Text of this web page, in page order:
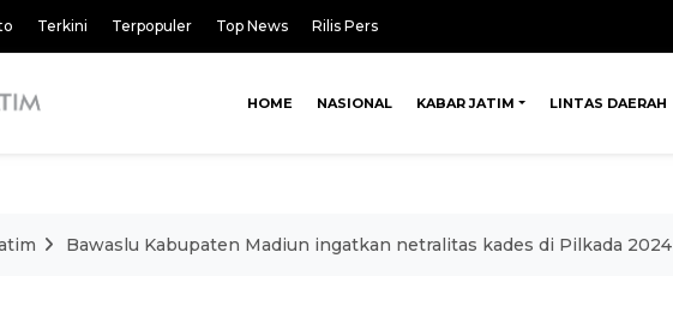
Terkini Terpopuler Top News Rilis Pers
HOME NASIONAL KABAR JATIM LINTAS DAERAH
Bawaslu Kabupaten Madiun ingatkan netralitas kades di Pilkada 2024